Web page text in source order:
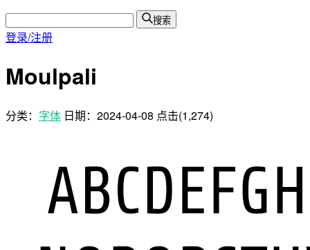
搜索
登录/注册
Moulpali
分类： 字体 日期： 2024-04-08 点击(1,274)